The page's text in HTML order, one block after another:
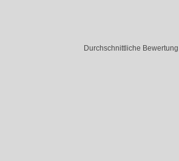
Durchschnittliche